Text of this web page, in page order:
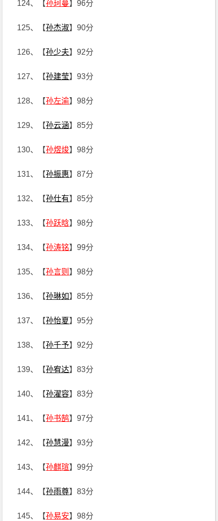
124、【孙珂蔓】96分
125、【孙杰淑】90分
126、【孙少夫】92分
127、【孙建莹】93分
128、【孙左渝】98分
129、【孙云涵】85分
130、【孙煜焌】98分
131、【孙振惠】87分
132、【孙仕有】85分
133、【孙跃晗】98分
134、【孙涛铭】99分
135、【孙言则 】98分
136、【孙琳如】85分
137、【孙怡夏】95分
138、【孙千予】92分
139、【孙宥达】83分
140、【孙濯容】83分
141、【孙书鹄】97分
142、【孙慧漫】93分
143、【孙麒瑄】99分
144、【孙雨尊】83分
145、【孙易安】98分